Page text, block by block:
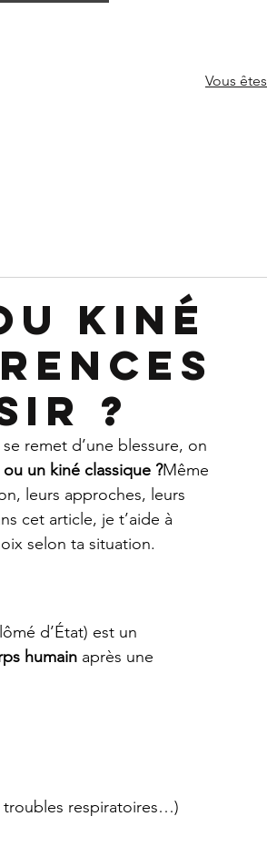
Vous êtes
kiné
?
remet d’une blessure, on
un kiné classique ?Même
leurs approches, leurs
cet article, je t’aide à
selon ta situation.
d’État) est un
humain après une
respiratoires…)